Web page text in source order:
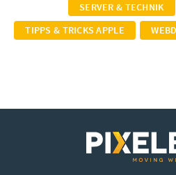
SERVER & TECHNIK
TIPPS & TRICKS APPLE